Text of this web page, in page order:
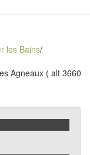
les Bains/
Agneaux ( alt 3660